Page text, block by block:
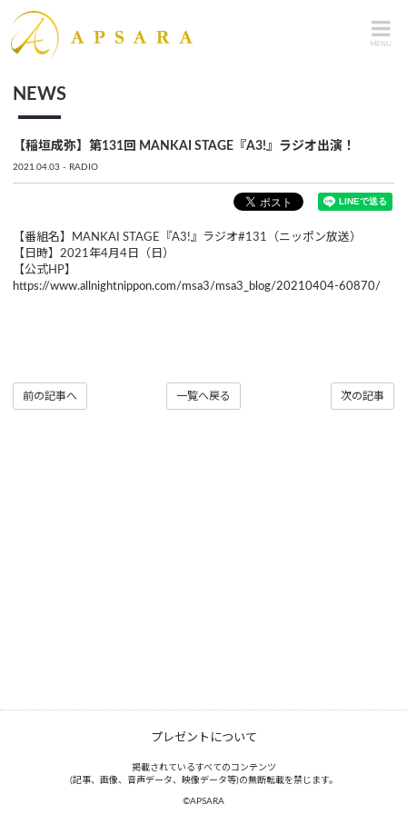
MENU
NEWS
【稲垣成弥】第131回 MANKAI STAGE『A3!』ラジオ出演！
2021.04.03 RADIO
【番組名】MANKAI STAGE『A3!』ラジオ#131（ニッポン放送）
【日時】2021年4月4日（日）
【公式HP】
https://www.allnightnippon.com/msa3/msa3_blog/20210404-60870/
次の記事
一覧へ戻る
前の記事へ
プレゼントについて
掲載されているすべてのコンテンツ
(記事、画像、音声データ、映像データ等)の無断転載を禁じます。
©APSARA